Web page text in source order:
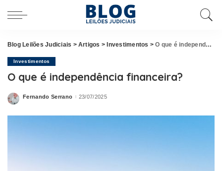
Blog Leilões Judiciais >Artigos > Investimentos >O que é independência financeira?
Investimentos
O que é independência financeira?
Posted
Fernando Serrano 23/07/2025